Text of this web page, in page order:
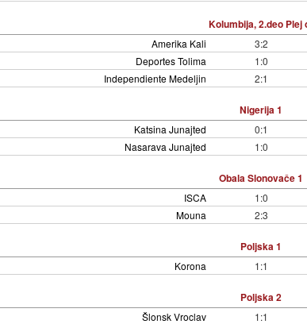
Kolumbija, 2.deo Plej
Amerika Kali 3:2
Deportes Tolima
1:0
Independiente Medeljin
2:1
Nigerija 1
Katsina Junajted 0:1
Nasarava Junajted
1:0
Obala Slonovače 1
ISCA 1:0
Mouna
2:3
Poljska 1
Korona 1:1
Poljska 2
Šlonsk Vroclav 1:1